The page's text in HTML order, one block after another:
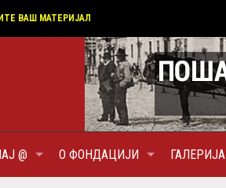
ВАШ МАТЕРИЈАЛ
@ О ФОНДАЦИЈИ ГАЛЕРИЈА